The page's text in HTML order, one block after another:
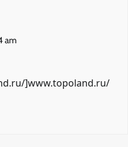
am
]www.topoland.ru/